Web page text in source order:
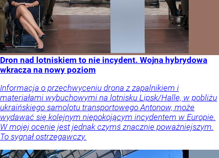
Dron nad lotniskiem to nie incydent. Wojna hybrydowa
wkracza na nowy poziom
Informacja o przechwyceniu drona z zapalnikiem i
materiałami wybuchowymi na lotnisku Lipsk/Halle, w pobliżu
ukraińskiego samolotu transportowego Antonow, może
wydawać się kolejnym niepokojącym incydentem w Europie.
W mojej ocenie jest jednak czymś znacznie poważniejszym.
To sygnał ostrzegawczy.